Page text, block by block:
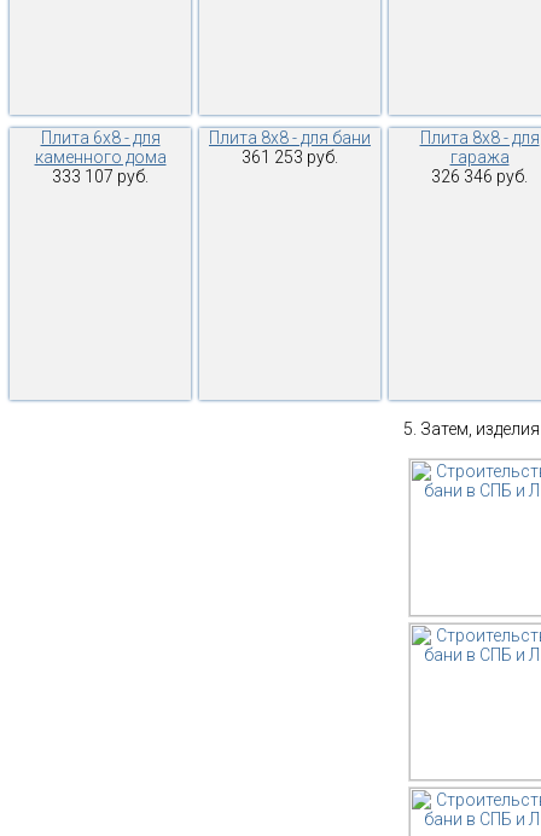
Плита 6х8 - для
каменного дома
333 107 руб.
Плита 8х8 - для бани
361 253 руб.
Плита 8х8 - для
гаража
326 346 руб.
Затем,